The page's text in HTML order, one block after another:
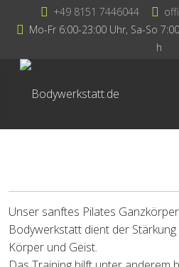
+49 8151 7446044
Mo-Fr 6:00-23:00 Uhr, Sa-So
h
Unser sanftes Pilates
Bodywerkstatt dient der
Körper und Geist.